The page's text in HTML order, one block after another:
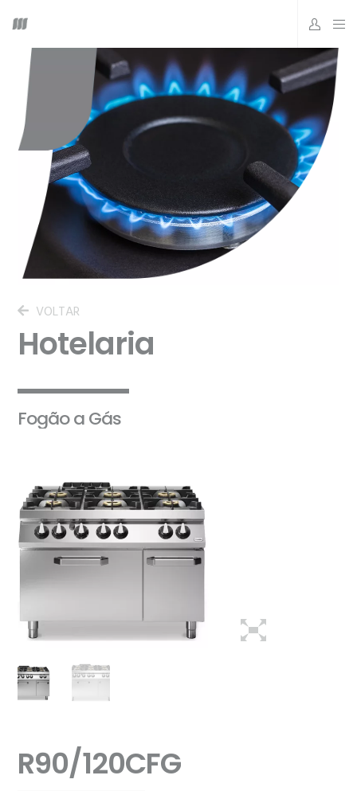
VOLTAR
Hotelaria
Fogão a Gás
R90/120CFG